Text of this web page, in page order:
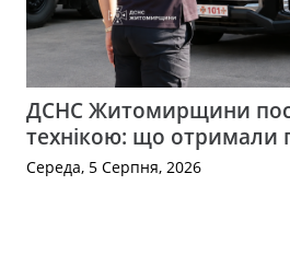
ДСНС Житомирщини
технікою: що отримали
Середа, 5 Серпня, 2026